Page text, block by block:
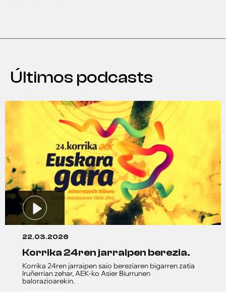
Últimos podcasts
22.03.2026
korrika 24ren jarraipen berezia.
Korrika 24ren jarraipen saio bereziaren bigarren zatia
Iruñerrian zehar, AEK-ko Asier Biurrunen
balorazioarekin.